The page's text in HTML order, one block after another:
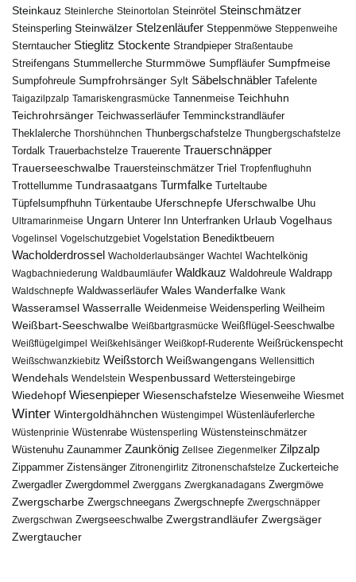
Steinkauz Steinlerche Steinortolan Steinrötel Steinschmätzer
Steinsperling Steinwälzer Stelzenläufer Steppenmöwe Steppenweihe
Sterntaucher Stieglitz Stockente Strandpieper Straßentaube
Streifengans Stummellerche Sturmmöwe Sumpfläufer Sumpfmeise
Sumpfohreule Sumpfrohrsänger Sylt Säbelschnäbler Tafelente
Taigazilpzalp Tamariskengrasmücke Tannenmeise Teichhuhn
Teichrohrsänger Teichwasserläufer Temminckstrandläufer
Theklalerche Thorshühnchen Thunbergschafstelze Thungbergschafstelze
Tordalk Trauerbachstelze Trauerente Trauerschnäpper
Trauerseeschwalbe Trauersteinschmätzer Triel Tropfenflughuhn
Trottellumme Tundrasaatgans Turmfalke Turteltaube
Tüpfelsumpfhuhn
Türkentaube Uferschnepfe Uferschwalbe Uhu
Ultramarinmeise Ungarn Unterer Inn Unterfranken Urlaub Vogelhaus
Vogelinsel Vogelschutzgebiet Vogelstation Benediktbeuern
Wacholderdrossel Wacholderlaubsänger Wachtel Wachtelkönig
Wagbachniederung Waldbaumläufer Waldkauz Waldohreule Waldrapp
Waldschnepfe Waldwasserläufer Wales Wanderfalke Wank
Wasseramsel Wasserralle Weidenmeise Weidensperling Weilheim
Weißbart-Seeschwalbe Weißbartgrasmücke Weißflügel-Seeschwalbe
Weißflügelgimpel Weißkehlsänger Weißkopf-Ruderente Weißrückenspecht
Weißschwanzkiebitz Weißstorch Weißwangengans Wellensittich
Wendehals Wendelstein Wespenbussard Wettersteingebirge
Wiedehopf Wiesenpieper Wiesenschafstelze Wiesenweihe Wiesmet
Winter Wintergoldhähnchen Wüstengimpel Wüstenläuferlerche
Wüstenprinie Wüstenrabe Wüstensperling Wüstensteinschmätzer
Wüstenuhu Zaunammer Zaunkönig Zellsee Ziegenmelker Zilpzalp
Zippammer Zistensänger Zitronengirlitz Zitronenschafstelze Zuckerteiche
Zwergadler Zwergdommel Zwerggans Zwergkanadagans Zwergmöwe
Zwergscharbe Zwergschneegans Zwergschnepfe Zwergschnäpper
Zwergschwan Zwergseeschwalbe Zwergstrandläufer Zwergsäger
Zwergtaucher